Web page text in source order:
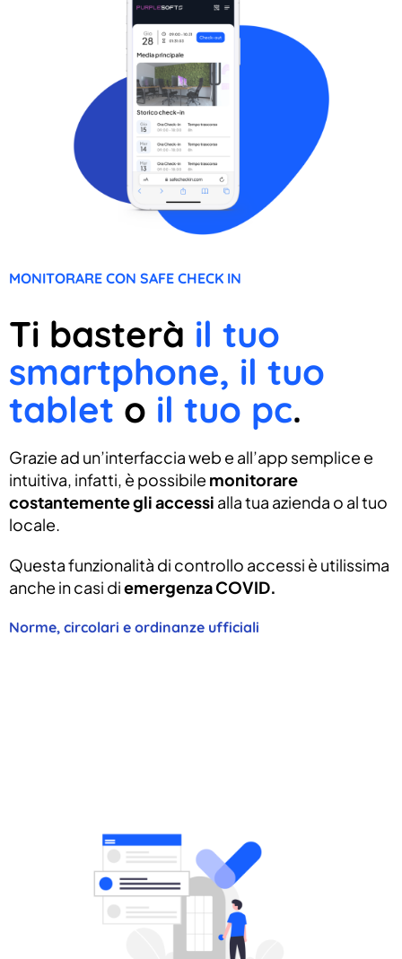
MONITORARE CON SAFE CHECK IN
Ti basterà il tuo
smartphone, il tuo
tablet o il tuo pc.
Grazie ad un’interfaccia web e all’app semplice e
intuitiva, infatti, è possibile monitorare
costantemente gli accessi alla tua azienda o al tuo
locale.
Questa funzionalità di controllo accessi è utilissima
anche in casi diemergenza COVID.
Norme, circolari e ordinanze ufficiali